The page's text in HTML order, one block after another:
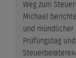
Weg zum
Michael
und mündlicher
Prüfungstag